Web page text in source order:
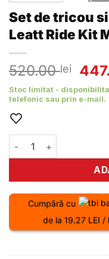
Set de tricou
Leatt Ride Kit
520.00lei
a
Stoc limitat -
telefonic sau prin e-mail.
Cantitate Set de
Cumpără cu
de la 19.27 LEI /